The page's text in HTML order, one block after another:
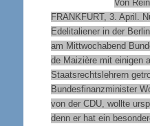
Von
FRANKFURT, 3. April.
Edelitaliener in der
am Mittwochabend
de Maizière mit einigen
Staatsrechtslehrern
Bundesfinanzminister
von der CDU, wollte
denn er hat ein